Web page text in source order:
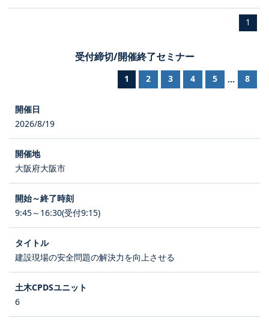
1
受付締切/開催終了セミナー
1 2 3 4 5 ... 8
2026/8/19
大阪府大阪市
9:45～16:30(受付9:15)
建設現場の安全問題の解決力を向上させる
6